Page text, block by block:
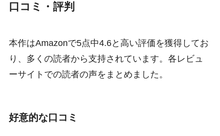
口コミ・評判
本作はAmazonで5点中4.6と高い評価を獲得してお
り、多くの読者から支持されています。各レビュ
ーサイトでの読者の声をまとめました。
好意的な口コミ